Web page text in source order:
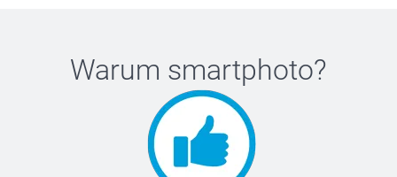
Warum smartphoto?